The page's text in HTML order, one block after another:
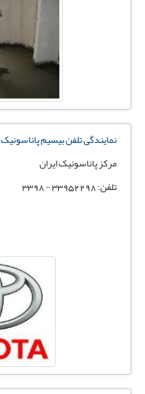
نمایندگی تلفن بیسیم پاناسونیک
مرکز پاناسونیک ایران
تلفن: 33952298 - 3398